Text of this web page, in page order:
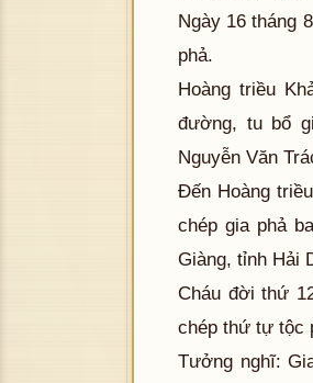
Ngày 16 tháng
phả.
Hoàng triều
đường, tu bổ
Nguyễn Văn
Đến Hoàng
chép gia phả
Giàng, tỉnh Hải
Cháu đời thứ
chép thứ tự tộc
Tưởng nghĩ: